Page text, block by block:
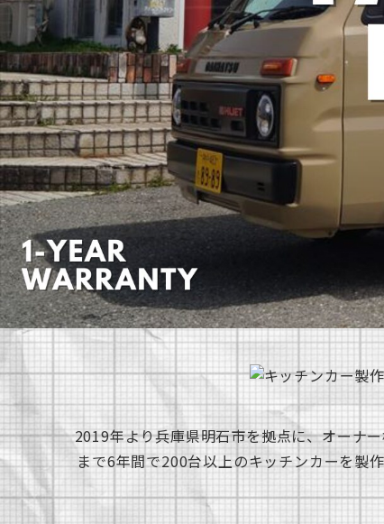
2019年より兵庫県明石市を拠点に、オーナ
まで6年間で200台以上のキッチンカーを製